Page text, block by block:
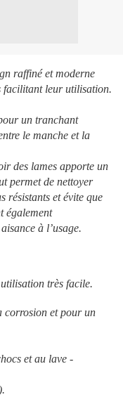
raffiné et moderne
facilitant leur utilisation.
un tranchant
le manche et la
des lames apporte un
permet de nettoyer
résistants et évite que
également
à l’usage.
très facile.
corrosion et pour un
et au lave -